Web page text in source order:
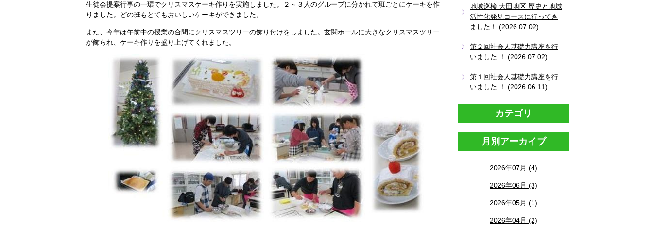
生徒会提案行事の一環でクリスマスケーキ作りを実施しました。２～３人のグループに分かれて班ごとにケーキを作
りました。どの班もとてもおいしいケーキができました。
また、今年は午前中の授業の合間にクリスマスツリーの飾り付けをしました。玄関ホールに大きなクリスマスツリー
が飾られ、ケーキ作りを盛り上げてくれました。
地域巡検 大田地区 歴史と地域
活性化発見コースに行ってき
ました！
(2026.07.02)
第２回社会人基礎力講座を行
いました ！ (2026.07.02)
第１回社会人基礎力講座を行
いました ！
(2026.06.11)
カテゴリ
月別アーカイブ
2026年07月 (4)
2026年06月 (3)
2026年05月 (1)
2026年04月 (2)